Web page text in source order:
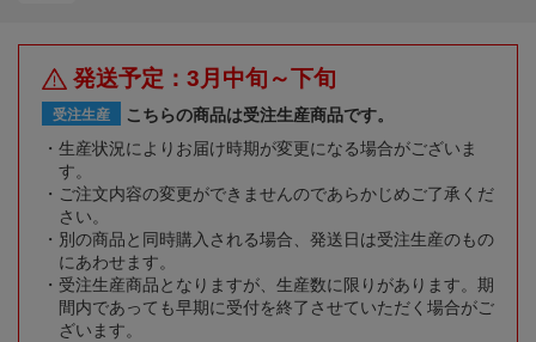
発送予定：3月中旬～下旬
受注生産
こちらの商品は受注生産商品です。
生産状況によりお届け時期が変更になる場合がございま
す。
ご注文内容の変更ができませんのであらかじめご了承くだ
さい。
別の商品と同時購入される場合、発送日は受注生産のもの
にあわせます。
受注生産商品となりますが、生産数に限りがあります。期
間内であっても早期に受付を終了させていただく場合がご
ざいます。